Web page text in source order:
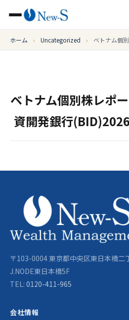
ホーム › Uncategorized › ベトナム個
ベトナム個別株レポ
資開発銀行
〒103-0004 東京都中央区東日本橋二
J.NODE東日本橋5F
TEL: 0120-411-965
会社情報